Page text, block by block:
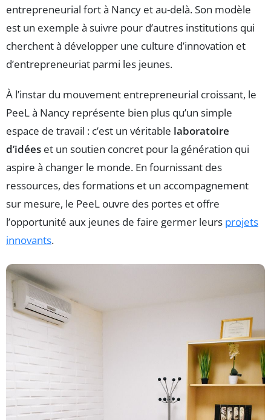
entrepreneurial fort à Nancy et au-delà. Son modèle
est un exemple à suivre pour d’autres institutions qui
cherchent à développer une culture d’innovation et
d’entrepreneuriat parmi les jeunes.
À l’instar du mouvement entrepreneurial croissant, le
PeeL à Nancy représente bien plus qu’un simple
espace de travail : c’est un véritable laboratoire
d’idées et un soutien concret pour la génération qui
aspire à changer le monde. En fournissant des
ressources, des formations et un accompagnement
sur mesure, le PeeL ouvre des portes et offre
l’opportunité aux jeunes de faire germer leurs projets
innovants.